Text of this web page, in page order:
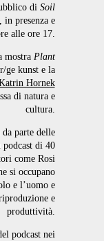
di Soil
presenza e
alle ore 17.
mostra Plant
ge kunst e la
Hornek
di natura e
cultura.
parte delle
di 40
come Rosi
si occupano
e l’uomo e
e
produttività.
podcast nei